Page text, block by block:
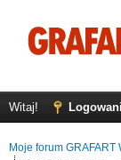
Witaj!
Moje forum GRAFART